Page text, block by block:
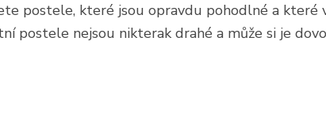
postele, které jsou opravdu pohodlné a
postele nejsou nikterak drahé a může si je